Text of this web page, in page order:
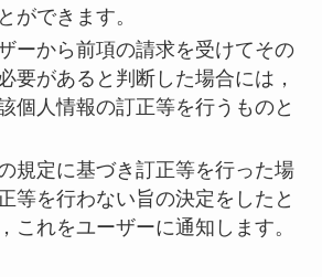
ができます。
ーから前項の請求を受けてその
要があると判断した場合には，
個人情報の訂正等を行うものと
規定に基づき訂正等を行った場
等を行わない旨の決定をしたと
これをユーザーに通知します。